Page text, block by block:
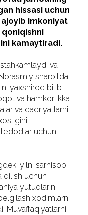
hissasi uchun
imkoniyat
qoniqishni
kamaytiradi.
va
sharoitda
yaxshiroq bilib
va hamkorlikka
va qadriyatlarni
uchun
yilni sarhisob
qilish uchun
yutuqlarini
xodimlarni
Muvaffaqiyatlarni